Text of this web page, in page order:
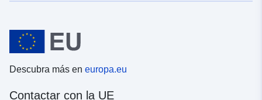
Descubra más en europa.eu
Contactar con la UE